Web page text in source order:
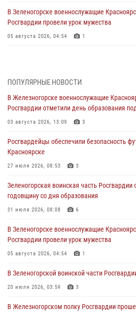
В Зеленогорске военнослужащие
Росгвардии провели урок мужества
05 августа 2026, 04:54 1
05 августа 2026, 04:52 1
В Красноярске сотрудники
задержали подозреваемого в серии краж из
04 августа 2026, 09:57
Сотрудники Росгвардии обеспечили
время проведения экстремального
04 августа 2026, 08:36
В Красноярске сотрудники Росгвардии
в серии краж из супермаркета
04 августа 2026, 06:50
Военнослужащие Красноярского
познакомили отдыхающих детей с
03 августа 2026, 13:12 2
ПОПУЛЯРНЫЕ НОВОСТИ
В Железногорске военнослужащие
Росгвардии отметили день образования
03 августа 2026, 13:09 3
Росгвардейцы обеспечили безопасность
Красноярске
27 июля 2026, 08:53 3
Зеленогорская воинская часть
годовщину со дня образования
31 июля 2026, 08:08 6
В Зеленогорске военнослужащие
Росгвардии провели урок мужества
05 августа 2026, 04:54 1
В Зеленогорской воинской части
20 июля 2026, 03:59 3
В Железногорском полку Росгвардии